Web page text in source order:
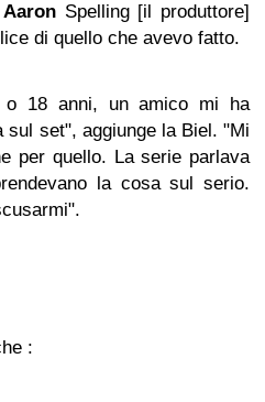
AaronSpelling [il produttore]
di quello che avevo fatto.
o 18 anni, un amico mi ha
sul set", aggiunge la Biel. "Mi
per quello. La serie parlava
la cosa sul serio.
: